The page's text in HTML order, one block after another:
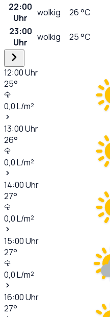
22:00
Uhr
wolkig 26°C
23:00
Uhr
wolkig 25°C
12:00Uhr
25°
0,0L/m²
13:00Uhr
26°
0,0L/m²
14:00Uhr
27°
0,0L/m²
15:00Uhr
27°
0,0L/m²
16:00Uhr
27°